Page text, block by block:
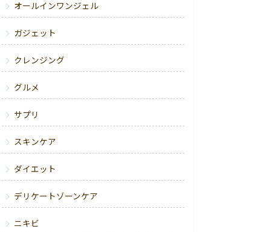
オールインワンジェル
ガジェット
クレンジング
グルメ
サプリ
スキンケア
ダイエット
デリケートゾーンケア
ニキビ